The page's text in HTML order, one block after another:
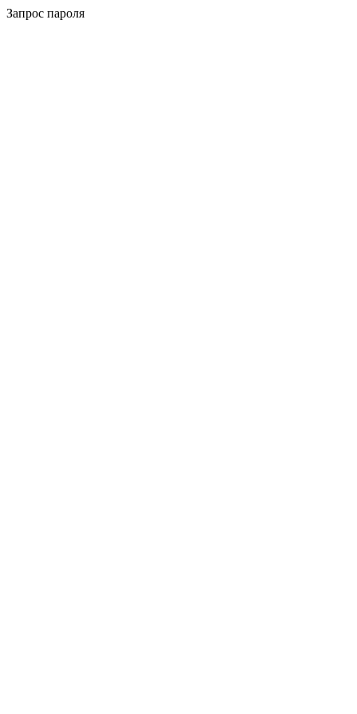
Запрос пароля